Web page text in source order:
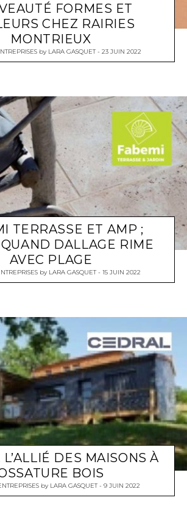
FORMES ET
CHEZ RAIRIES
MONTRIEUX
by LARA GASQUET 23 JUIN 2022
TERRASSE ET AMP ;
DALLAGE RIME
AVEC PLAGE
by LARA GASQUET 15 JUIN 2022
DES MAISONS À
BOIS
by LARA GASQUET 9 JUIN 2022